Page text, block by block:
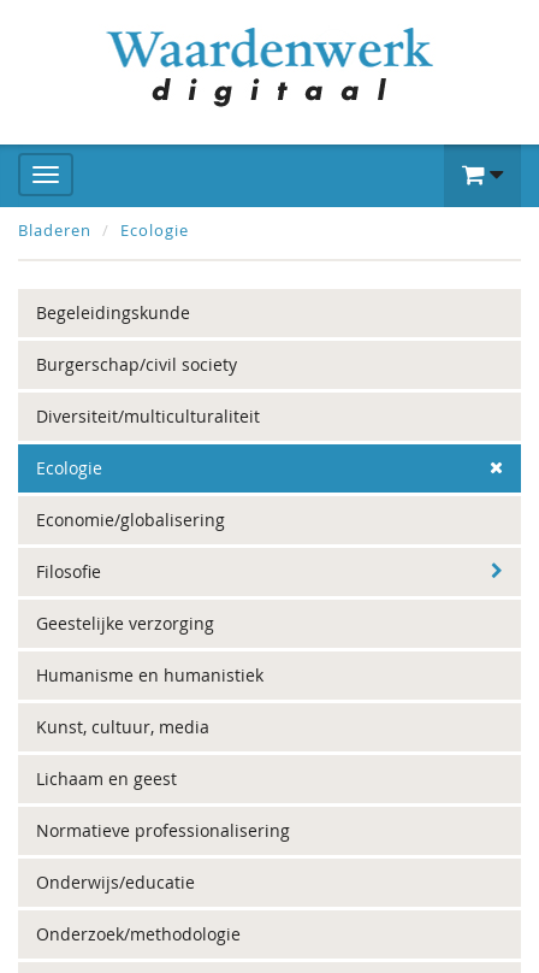
Bladeren Ecologie
Begeleidingskunde
Burgerschap/civil society
Diversiteit/multiculturaliteit
Ecologie
Economie/globalisering
Filosofie
Geestelijke verzorging
Humanisme en humanistiek
Kunst, cultuur, media
Lichaam en geest
Normatieve professionalisering
Onderwijs/educatie
Onderzoek/methodologie